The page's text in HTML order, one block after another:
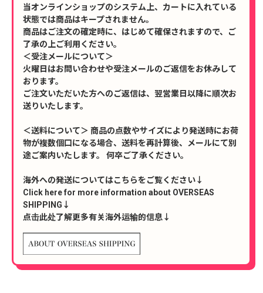
当オンラインショップのシステム上、カートに入れている
状態では商品はキープされません。
商品はご注文の確定時に、はじめて確保されますので、ご
了承の上ご利用ください。
＜受注メールについて＞
火曜日はお問い合わせや受注メールのご返信をお休みして
おります。
ご注文いただいた方へのご返信は、翌営業日以降に順次お
送りいたします。
＜送料について＞ 商品の点数やサイズにより発送時にお荷
物が複数個口になる場合、送料を再計算後、メールにて別
途ご案内いたします。 何卒ご了承ください。
海外への発送についてはこちらをご覧ください↓
Click here for more information about OVERSEAS
SHIPPING↓
点击此处了解更多有关海外运输的信息↓